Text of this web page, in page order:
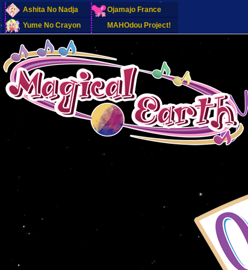
Ashita No Nadja
Ojamajo France
Yume No Crayon
MAHOdou Project!